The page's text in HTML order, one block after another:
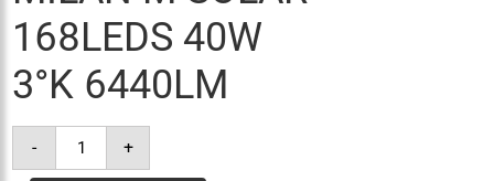
168LEDS 40W
3°K 6440LM
-
quantité
lanterne
+